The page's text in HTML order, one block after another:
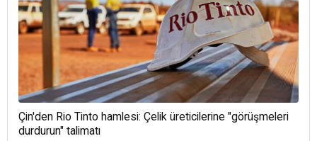
Çin'den Rio Tinto hamlesi: Çelik üreticilerine "görüşmeleri
durdurun" talimatı